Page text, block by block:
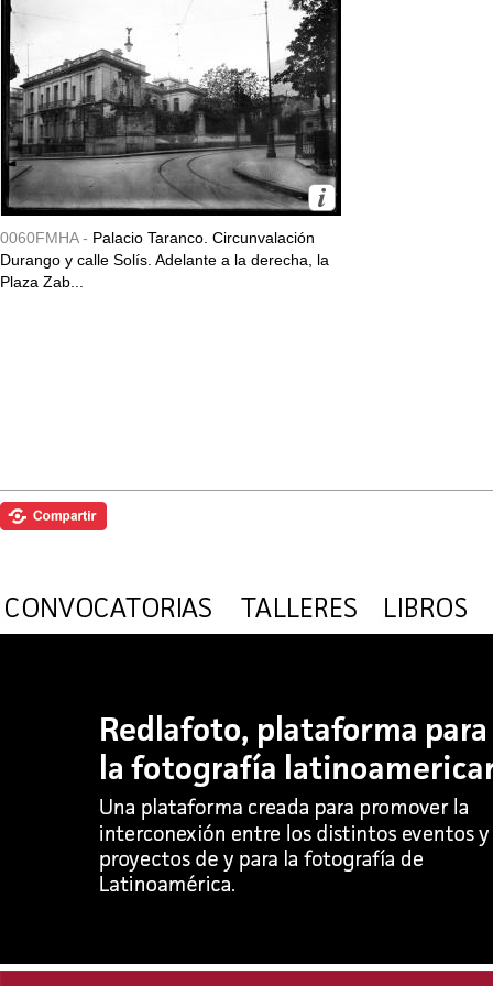
0060FMHA - Palacio Taranco. Circunvalación
Durango y calle Solís. Adelante a la derecha, la
Plaza Zab...